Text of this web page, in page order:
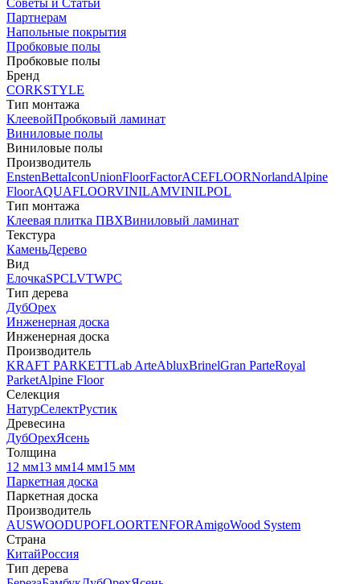
Советы и Статьи
Партнерам
Напольные покрытия
Пробковые полы
Пробковые полы
Бренд
CORKSTYLE
Тип монтажа
КлеевойПробковый ламинат
Виниловые полы
Виниловые полы
Производитель
EnstenBettaIconUnionFloorFactorACEFLOORNorlandAlpine
FloorAQUAFLOORVINILAMVINILPOL
Тип монтажа
Клеевая плитка ПВХВиниловый ламинат
Текстура
КаменьДерево
Вид
ЕлочкаSPCLVTWPC
Тип дерева
ДубОрех
Инженерная доска
Инженерная доска
Производитель
KRAFT PARKETTLab ArteAbluxBrinelGran ParteRoyal
ParketAlpine Floor
Селекция
НатурСелектРустик
Древесина
ДубОрехЯсень
Толщина
12 мм13 мм14 мм15 мм
Паркетная доска
Паркетная доска
Производитель
AUSWOODUPOFLOORTENFORAmigoWood System
Страна
КитайРоссия
Тип дерева